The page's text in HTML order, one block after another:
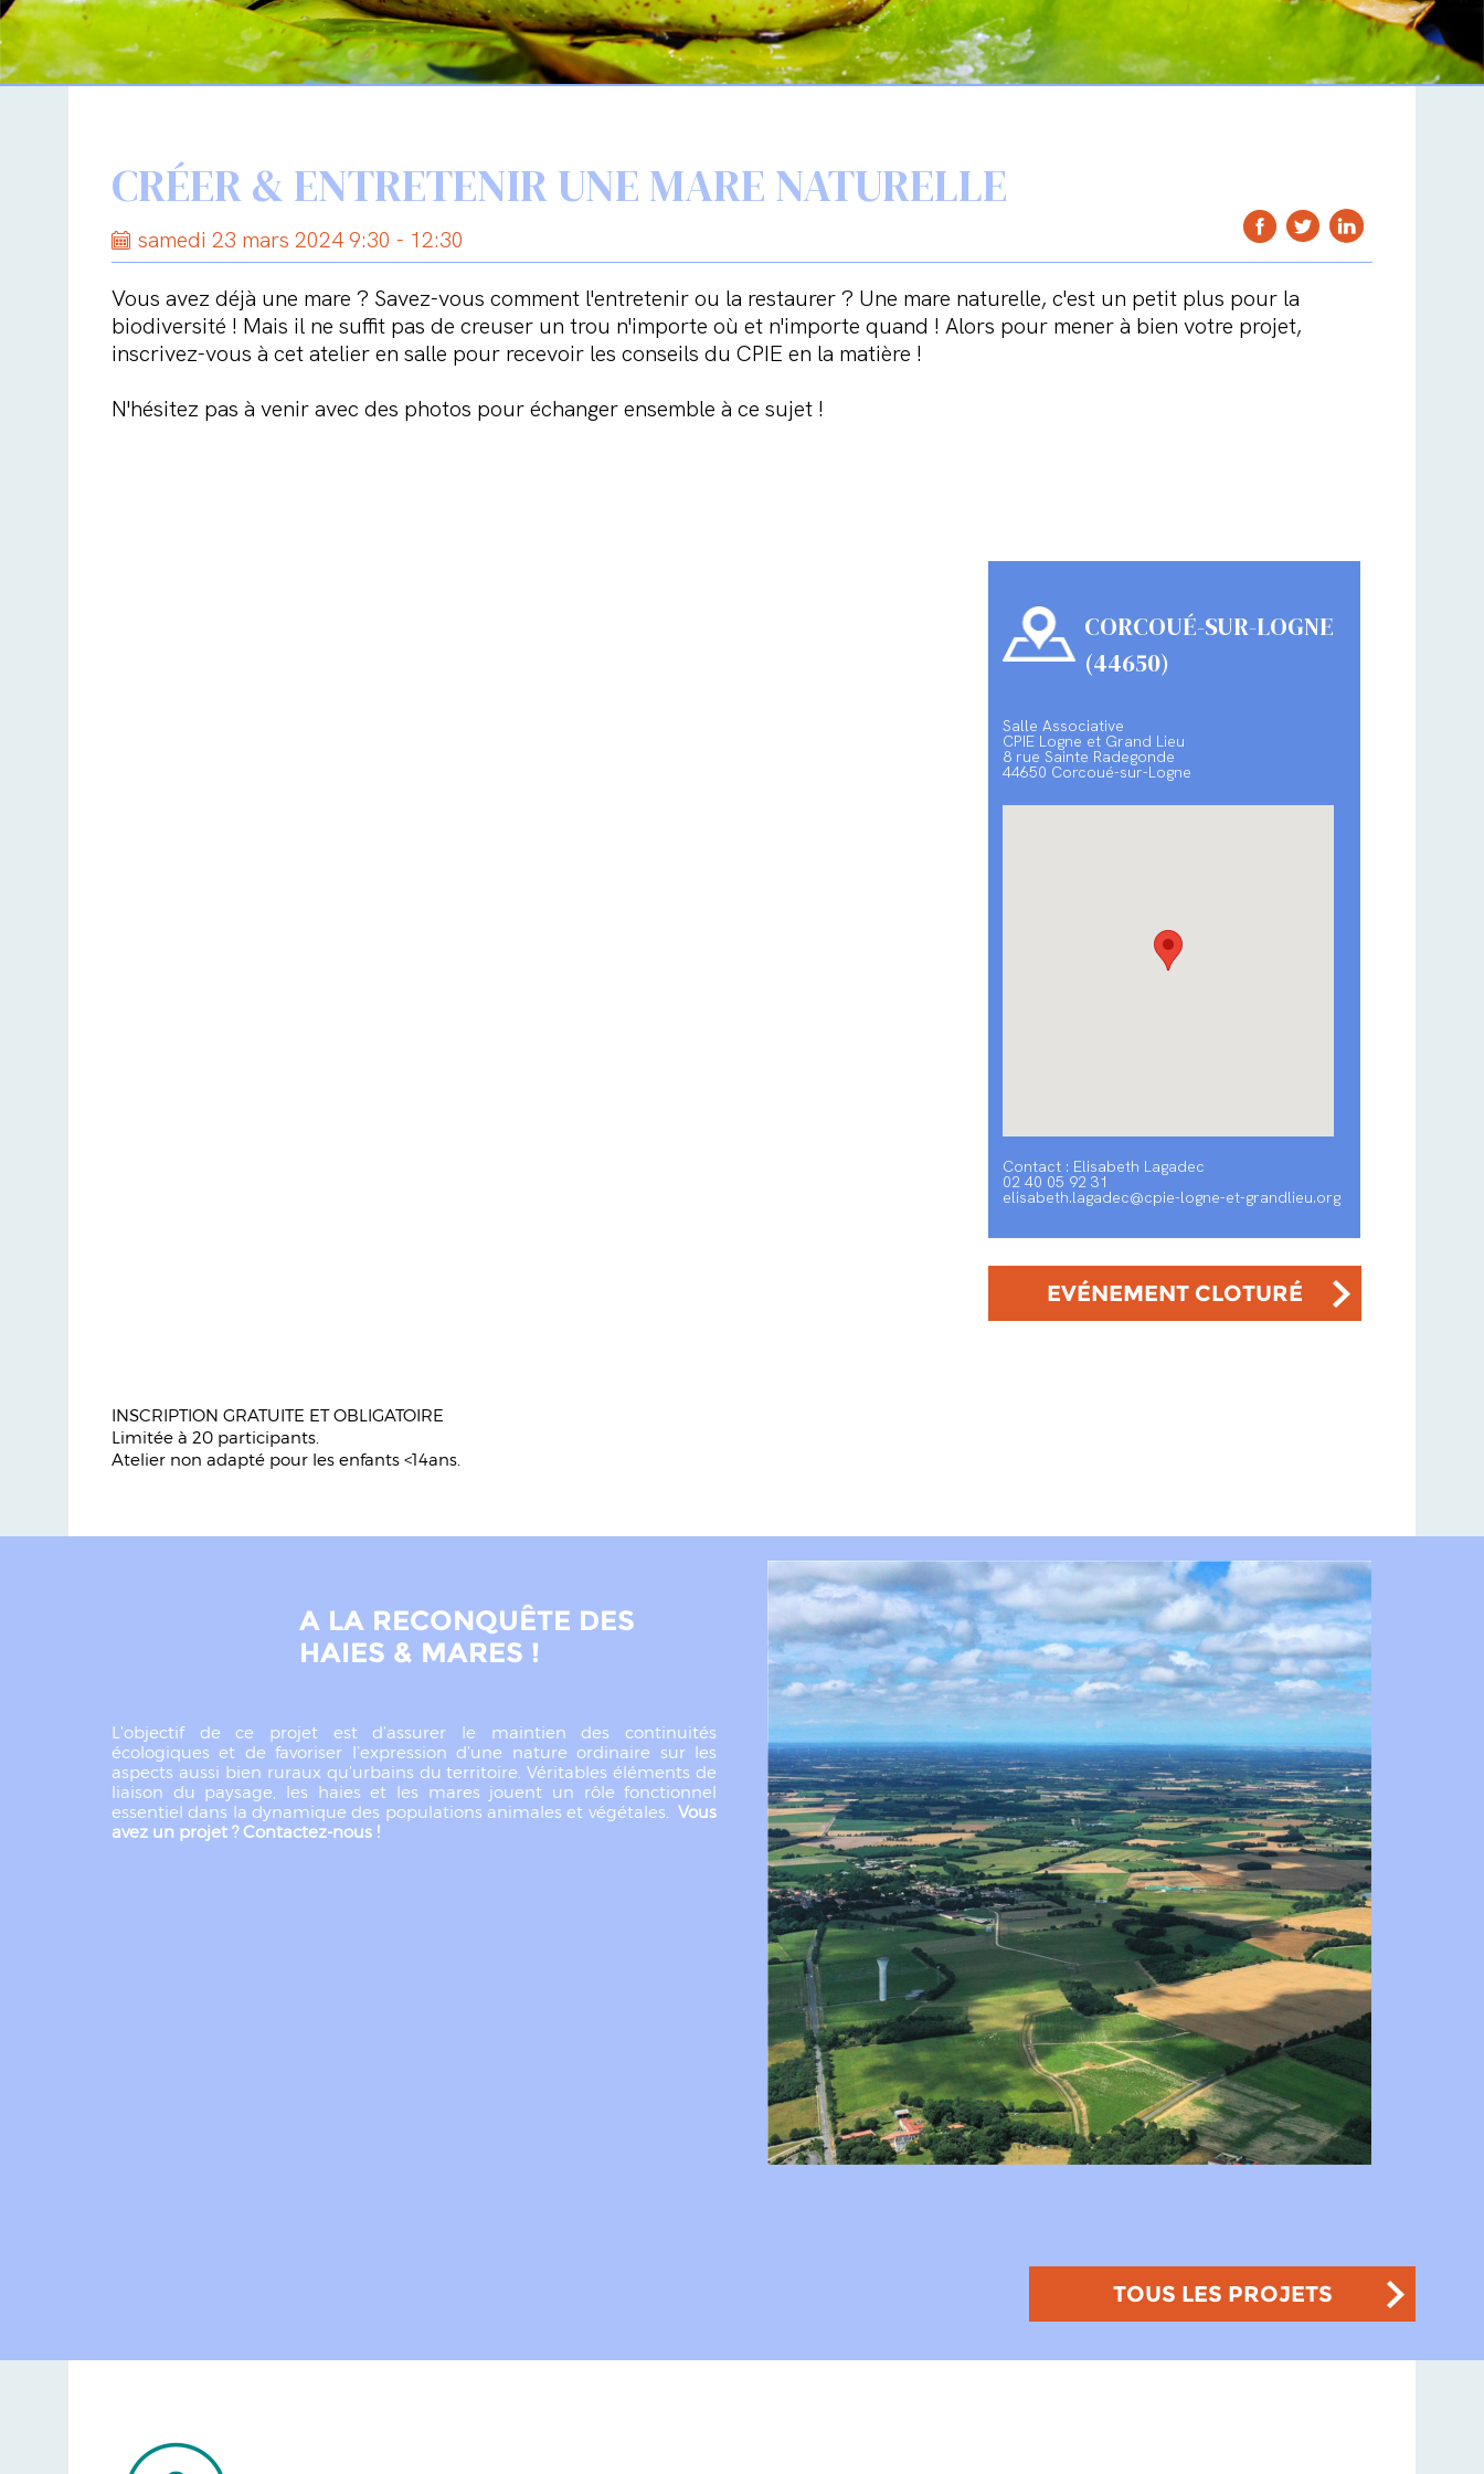
CRÉER & ENTRETENIR UNE MARE NATURELLE
samedi 23 mars 2024 9:30 - 12:30
Vous avez déjà une mare ? Savez-vous comment l'entretenir ou la restaurer ? Une mare naturelle, c'est un petit plus pour la
biodiversité ! Mais il ne suffit pas de creuser un trou n'importe où et n'importe quand ! Alors pour mener à bien votre projet,
inscrivez-vous à cet atelier en salle pour recevoir les conseils du CPIE en la matière !
N'hésitez pas à venir avec des photos pour échanger ensemble à ce sujet !
CORCOUÉ-SUR-LOGNE
(44650)
Salle Associative
CPIE Logne et Grand Lieu
8 rue Sainte Radegonde
44650 Corcoué-sur-Logne
Contact : Elisabeth Lagadec
02 40 05 92 31
elisabeth.lagadec@cpie-logne-et-grandlieu.org
EVÉNEMENT CLOTURÉ
INSCRIPTION GRATUITE ET OBLIGATOIRE
Limitée à 20 participants.
Atelier non adapté pour les enfants <14ans.
A LA RECONQUÊTE DES
HAIES & MARES !
L'objectif de ce projet est d’assurer le maintien des continuités
écologiques et de favoriser l’expression d’une nature ordinaire sur les
aspects aussi bien ruraux qu’urbains du territoire. Véritables éléments de
liaison du paysage, les haies et les mares jouent un rôle fonctionnel
essentiel dans la dynamique des populations animales et végétales.Vous
avez un projet ? Contactez-nous !
TOUS LES PROJETS